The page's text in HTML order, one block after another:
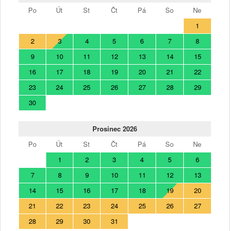
Po
Út St Čt Pá So
Ne
1
2
3 4 5 6 7
8
9
10 11 12 13 14
15
16
17 18 19 20 21
22
23
24 25 26 27 28
29
30
Prosinec 2026
Po
Út St Čt Pá So
Ne
1
2 3 4 5
6
7
8 9 10 11 12
13
14
15 16 17 18 19
20
21
22 23 24 25 26
27
28
29 30 31